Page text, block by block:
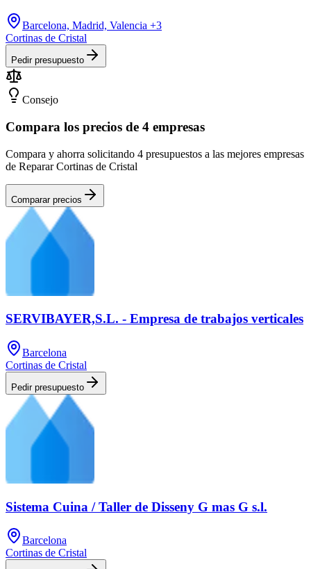
Barcelona, Madrid, Valencia +3
Cortinas de Cristal
Pedir presupuesto
Consejo
Compara los precios de 4 empresas
Compara y ahorra solicitando 4 presupuestos a las mejores empresas
de Reparar Cortinas de Cristal
Comparar precios
SERVIBAYER,S.L. - Empresa de trabajos verticales
Barcelona
Cortinas de Cristal
Pedir presupuesto
Sistema Cuina / Taller de Disseny G mas G s.l.
Barcelona
Cortinas de Cristal